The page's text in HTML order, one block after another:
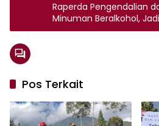
Raperda Pengendalian
Minuman Beralkohol,
DPRK Mimika
Pos Terkait